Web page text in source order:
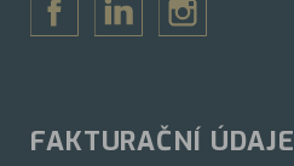
FAKTURAČNÍ ÚDAJE